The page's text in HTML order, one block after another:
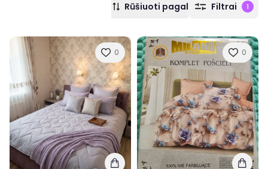
Rūšiuoti pagal Filtrai 1
0 0